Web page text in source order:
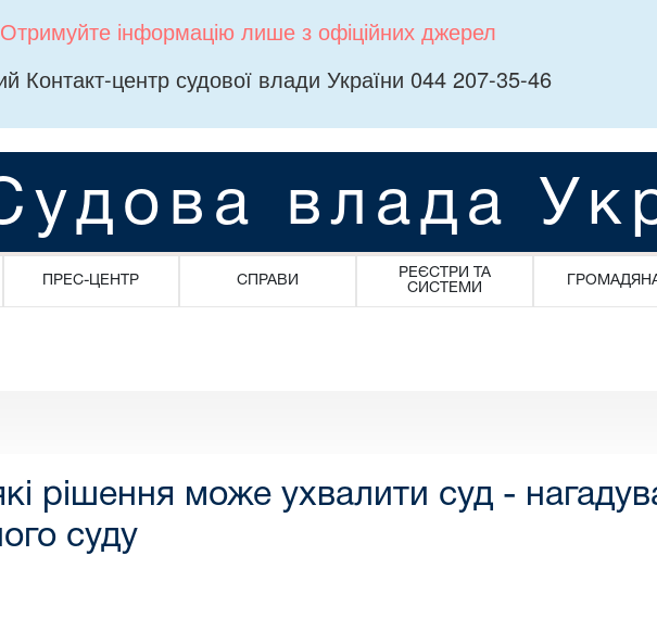
Отримуйте інформацію лише з офіційних джерел
Контакт-центр судової влади України 044 207-35-46
влада
ПРЕС-ЦЕНТР СПРАВИ
РЕЄСТРИ ТА
СИСТЕМИ
рішення може ухвалити суд -
суду